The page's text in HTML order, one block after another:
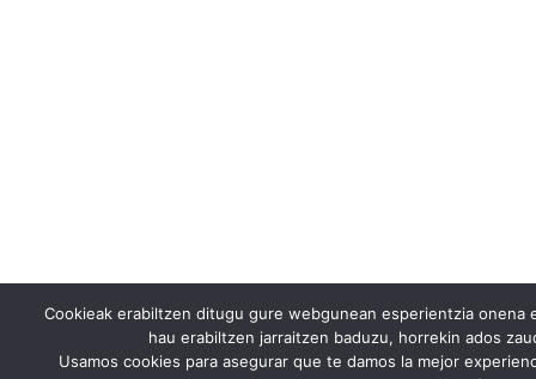
Cookieak erabiltzen ditugu gure webgunean esperientzia onena
hau erabiltzen jarraitzen baduzu, horrekin ados
Usamos cookies para asegurar que te damos la mejor